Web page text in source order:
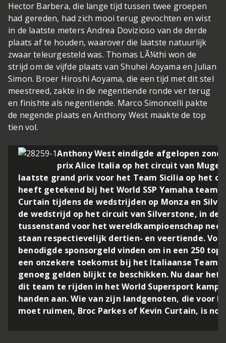
Hector Barbera, die lange tijd tussen twee groepen
had gereden, had zich mooi terug gevochten en wist
in de laatste meters Andrea Dovizioso van de derde
plaats af te houden, waarover die laatste natuurlijk
zwaar teleurgesteld was. Thomas LÃ¼thi won de
strijd om de vijfde plaats van Shuhei Aoyama en Julian
Simon. Broer Hiroshi Aoyama, die een tijd met dit stel
meestreed, zakte in de negentiende ronde ver terug
en finishte als negentiende. Marco Simoncelli pakte
de negende plaats en Anthony West maakte de top
tien vol.
Anthony West eindigde afgelopen
prix Alice Italia op het circuit van
laatste grand prix voor het Team Sicilia op het
heeft getekend bij het World SSP Yamaha team.
Curtain tijdens de wedstrijden op Monza en
de wedstrijd op het circuit van Silverstone, in
tussenstand voor het wereldkampioenschap
staan respectievelijk dertien- en veertiende.
benodigde sponsorgeld vinden om in een 250
een onzekere toekomst bij het Italiaanse Team
genoeg gelden blijkt te beschikken. Nu daar het
dit team te rijden in het World Supersport
handen aan. Wie van zijn landgenoten, die voor
moet ruimen, Broc Parkes of Kevin Curtain, is